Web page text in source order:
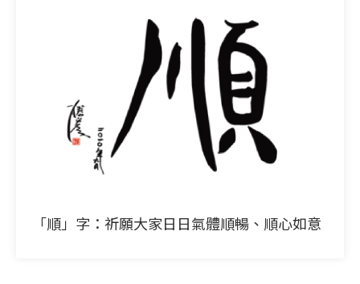
「順」字：祈願大家日日氣體順暢、順心如意